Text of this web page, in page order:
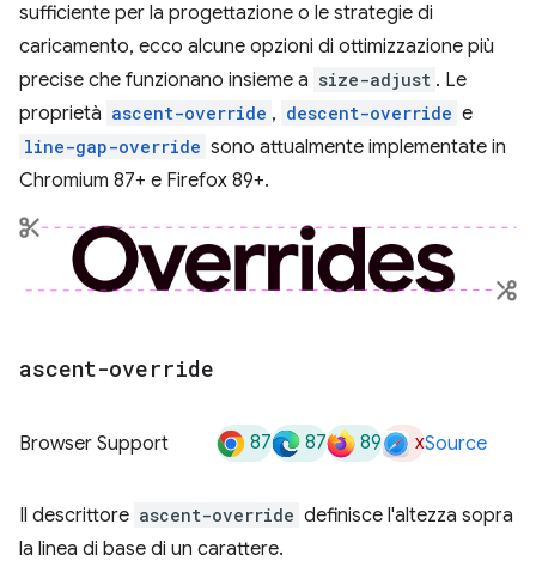
sufficiente per la progettazione o le strategie di
caricamento, ecco alcune opzioni di ottimizzazione più
precise che funzionano insieme a size-adjust . Le
proprietà ascent-override , descent-override e
line-gap-override sono attualmente implementate in
Chromium 87+ e Firefox 89+.
ascent-override
Browser Support 87 87 89 xSource
Il descrittore ascent-override definisce l'altezza sopra
la linea di base di un carattere.